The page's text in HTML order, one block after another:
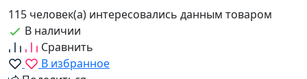
115 человек(а) интересовались данным товаром
В наличии
Сравнить
В избранное